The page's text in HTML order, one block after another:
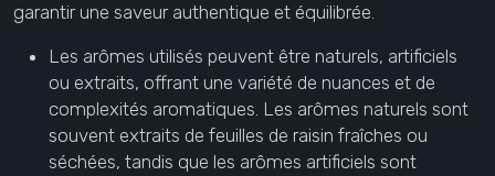
garantir une saveur authentique et équilibrée.
Les arômes utilisés peuvent être naturels, artificiels
ou extraits, offrant une variété de nuances et de
complexités aromatiques. Les arômes naturels sont
souvent extraits de feuilles de raisin fraîches ou
séchées, tandis que les arômes artificiels sont